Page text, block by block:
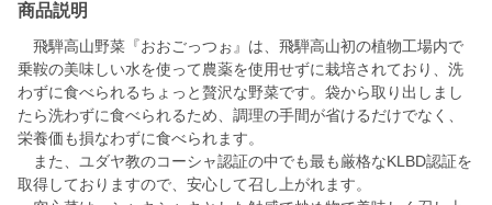
商品説明
飛騨高山野菜『おおごっつぉ』は、飛騨高山初の植物工場内で
乗鞍の美味しい水を使って農薬を使用せずに栽培されており、洗
わずに食べられるちょっと贅沢な野菜です。袋から取り出しまし
たら洗わずに食べられるため、調理の手間が省けるだけでなく、
栄養価も損なわずに食べられます。
また、ユダヤ教のコーシャ認証の中でも最も厳格なKLBD認証を
取得しておりますので、安心して召し上がれます。